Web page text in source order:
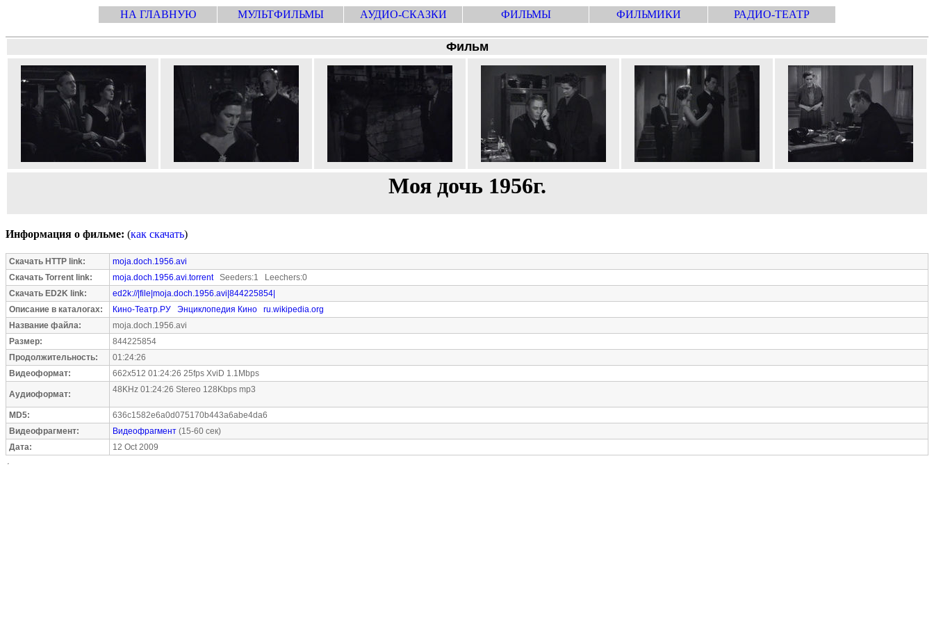
НА ГЛАВНУЮ МУЛЬТФИЛЬМЫ АУДИО-СКАЗКИ ФИЛЬМЫ ФИЛЬМИКИ РАДИО-ТЕАТР
Фильм
Моя дочь 1956г.
Информация о фильме: (как скачать)
Скачать HTTP link:
moja.doch.1956.avi
Скачать Torrent link:
moja.doch.1956.avi.torrentSeeders:1 Leechers:0
Скачать ED2K link:
ed2k://|file|moja.doch.1956.avi|844225854|
Описание в каталогах:
Кино-Театр.РУ Энциклопедия Кино
ru.wikipedia.org
Название файла:
moja.doch.1956.avi
Размер:
844225854
Продолжительность:
01:24:26
Видеоформат:
662x512 01:24:26 25fps XviD 1.1Mbps
Аудиоформат: 48KHz 01:24:26 Stereo 128Kbps mp3
MD5:
636c1582e6a0d075170b443a6abe4da6
Видеофрагмент:
Видеофрагмент (15-60 сек)
Дата:
12 Oct 2009